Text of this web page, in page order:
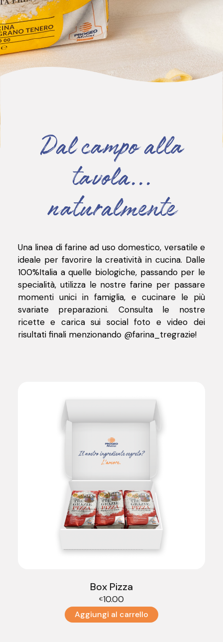
Dal campo alla
tavola...
naturalmente
Una linea di farine ad uso domestico, versatile e
ideale per favorire la creatività in cucina. Dalle
100%Italia a quelle biologiche, passando per le
specialità, utilizza le nostre farine per passare
momenti unici in famiglia, e cucinare le più
svariate preparazioni.
Consulta le nostre
ricette e carica sui social foto e video dei
risultati finali menzionando @farina_tregrazie!
Box Pizza
€10.00
Aggiungi al carrello